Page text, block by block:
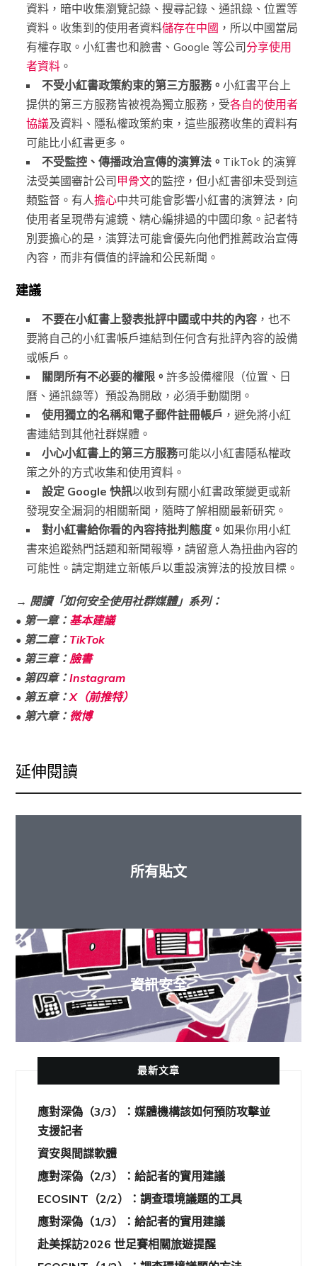
資料，暗中收集瀏覽記錄、搜尋記錄、通訊錄、位置等
資料。收集到的使用者資料儲存在中國 ，所以中國當局
有權存取。小紅書也和臉書、Google 等公司分享使用
者資料 。
不受小紅書政策約束的第三方服務。小紅書平台上
提供的第三方服務皆被視為獨立服務，受各自的使用者
協議及資料、隱私權政策約束，這些服務收集的資料有
可能比小紅書更多。
不受監控、傳播政治宣傳的演算法。 TikTok 的演算
法受美國審計公司甲骨文的監控，但小紅書卻未受到這
類監督。有人擔心中共可能會影響小紅書的演算法，向
使用者呈現帶有濾鏡、精心編排過的中國印象。記者特
別要擔心的是，演算法可能會優先向他們推薦政治宣傳
內容，而非有價值的評論和公民新聞。
建議
不要在小紅書上發表批評中國或中共的內容 ，也不
要將自己的小紅書帳戶連結到任何含有批評內容的設備
或帳戶。
關閉所有不必要的權限。許多設備權限（位置、日
曆、通訊錄等）預設為開啟，必須手動關閉。
使用獨立的名稱和電子郵件註冊帳戶 ，避免將小紅
書連結到其他社群媒體。
小心小紅書上的第三方服務可能以小紅書隱私權政
策之外的方式收集和使用資料。
設定 Google 快訊以收到有關小紅書政策變更或新
發現安全漏洞的相關新聞，隨時了解相關最新研究。
對小紅書給你看的內容持批判態度。如果你用小紅
書來追蹤熱門話題和新聞報導，請留意人為扭曲內容的
可能性。請定期建立新帳戶以重設演算法的投放目標。
→ 閱讀「如何安全使用社群媒體」系列：
• 第一章： 基本建議
• 第二章： TikTok
• 第三章： 臉書
• 第四章：Instagram
• 第五章：X（前推特）
• 第六章： 微博
延伸閱讀
所有貼文
資訊安全
最新文章
應對深偽（3/3）：媒體機構該如何預防攻擊並
支援記者
資安與間諜軟體
應對深偽（2/3）：給記者的實用建議
ECOSINT（2/2）：調查環境議題的工具
應對深偽（1/3）：給記者的實用建議
赴美採訪2026 世足賽相關旅遊提醒